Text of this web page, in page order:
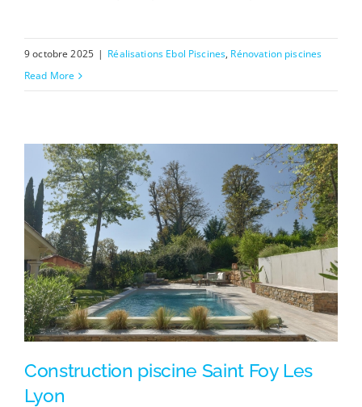
9 octobre 2025 | Réalisations Ebol Piscines, Rénovation piscines
Read More
Construction piscine Saint Foy Les
Lyon